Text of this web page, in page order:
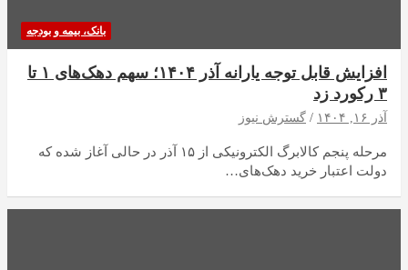
بانک، بیمه و بودجه
افزایش قابل توجه یارانه آذر ۱۴۰۴؛ سهم دهک‌های ۱ تا
۳ رکورد زد
آذر ۱۶, ۱۴۰۴ گسترش نیوز
مرحله پنجم کالابرگ الکترونیکی از ۱۵ آذر در حالی آغاز شده که
دولت اعتبار خرید دهک‌های…